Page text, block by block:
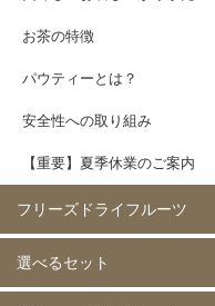
お茶の特徴
パウティーとは？
安全性への取り組み
【重要】夏季休業のご案内
フリーズドライフルーツ
イチゴ(5mm)60g
イチゴ(5mm)200g
イチゴ(8mm)200g
フレーズホール50g
フレーズホール150g
イチゴスライス
バナナ60g
バナナ200g
マンゴー60g
マンゴー200g
ラズベリー60g
ラズベリー200g
黄桃60g
黄桃200g
コーン200g
選べるセット